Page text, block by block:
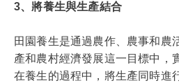
3、將養生與生產結合
田園養生是通過農作、農事和農
產和農村經濟發展這一目標中，
在養生的過程中，將生產同時進